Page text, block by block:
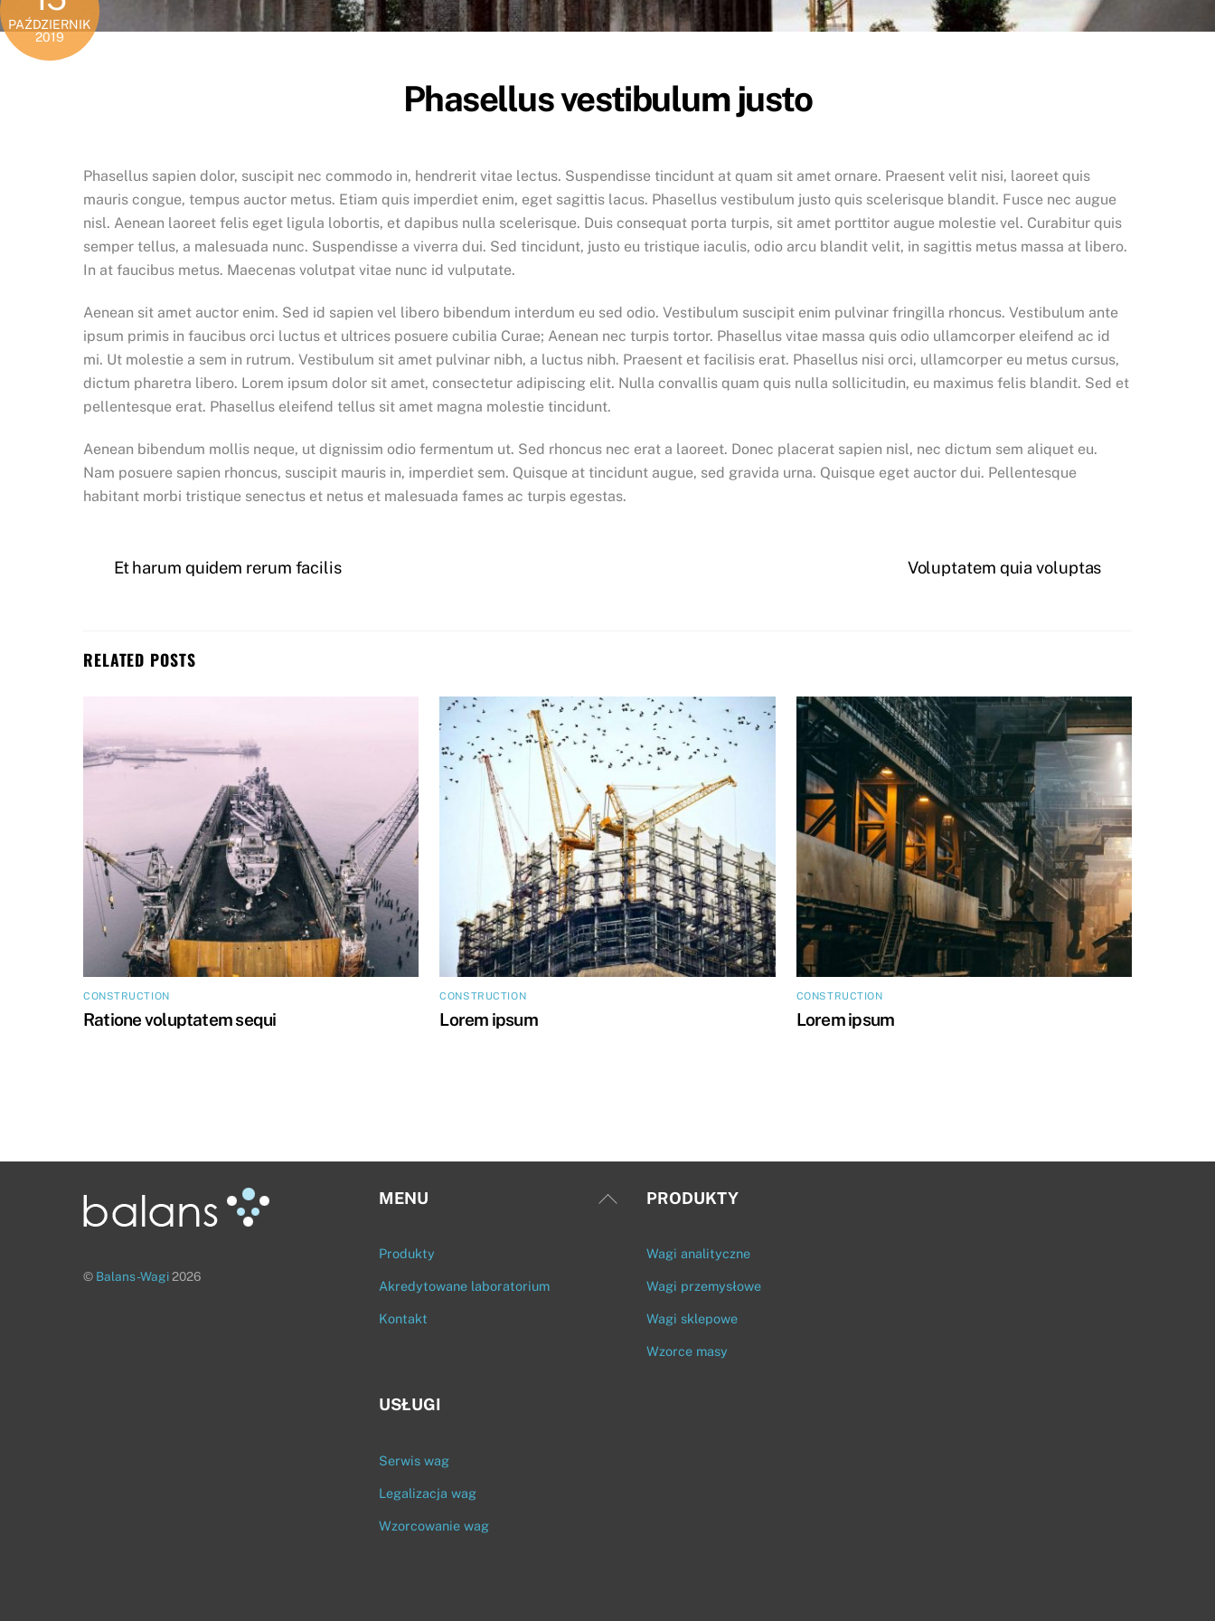
PAŹDZIERNIK
2019
Phasellus vestibulum justo
Phasellus sapien dolor, suscipit nec commodo in, hendrerit vitae lectus. Suspendisse tincidunt at quam sit amet ornare. Praesent velit nisi, laoreet quis
mauris congue, tempus auctor metus. Etiam quis imperdiet enim, eget sagittis lacus. Phasellus vestibulum justo quis scelerisque blandit. Fusce nec augue
nisl. Aenean laoreet felis eget ligula lobortis, et dapibus nulla scelerisque. Duis consequat porta turpis, sit amet porttitor augue molestie vel. Curabitur quis
semper tellus, a malesuada nunc. Suspendisse a viverra dui. Sed tincidunt, justo eu tristique iaculis, odio arcu blandit velit, in sagittis metus massa at libero.
In at faucibus metus. Maecenas volutpat vitae nunc id vulputate.
Aenean sit amet auctor enim. Sed id sapien vel libero bibendum interdum eu sed odio. Vestibulum suscipit enim pulvinar fringilla rhoncus. Vestibulum ante
ipsum primis in faucibus orci luctus et ultrices posuere cubilia Curae; Aenean nec turpis tortor. Phasellus vitae massa quis odio ullamcorper eleifend ac id
mi. Ut molestie a sem in rutrum. Vestibulum sit amet pulvinar nibh, a luctus nibh. Praesent et facilisis erat. Phasellus nisi orci, ullamcorper eu metus cursus,
dictum pharetra libero. Lorem ipsum dolor sit amet, consectetur adipiscing elit. Nulla convallis quam quis nulla sollicitudin, eu maximus felis blandit. Sed et
pellentesque erat. Phasellus eleifend tellus sit amet magna molestie tincidunt.
Aenean bibendum mollis neque, ut dignissim odio fermentum ut. Sed rhoncus nec erat a laoreet. Donec placerat sapien nisl, nec dictum sem aliquet eu.
Nam posuere sapien rhoncus, suscipit mauris in, imperdiet sem. Quisque at tincidunt augue, sed gravida urna. Quisque eget auctor dui. Pellentesque
habitant morbi tristique senectus et netus et malesuada fames ac turpis egestas.
Et harum quidem rerum facilis Voluptatem quia voluptas
RELATED POSTS
CONSTRUCTION
Ratione voluptatem sequi
CONSTRUCTION
Lorem ipsum
CONSTRUCTION
Lorem ipsum
Back
© Balans-Wagi2026
MENU
Produkty
Akredytowane laboratorium
Kontakt
PRODUKTY
Wagi analityczne
Wagi przemysłowe
Wagi sklepowe
Wzorce masy
USŁUGI
Serwis wag
Legalizacja wag
Wzorcowanie wag